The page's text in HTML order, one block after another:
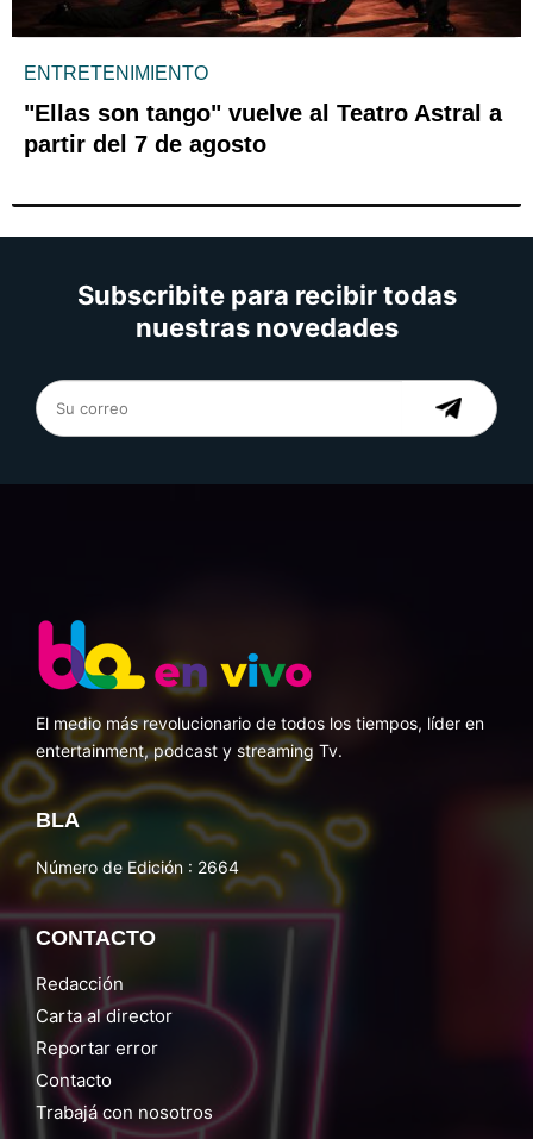
ENTRETENIMIENTO
"Ellas son tango" vuelve al Teatro Astral a
partir del 7 de agosto
Subscribite para recibir todas
nuestras novedades
El medio más revolucionario de todos los tiempos, líder en
entertainment, podcast y streaming Tv.
BLA
Número de Edición : 2664
CONTACTO
Redacción
Carta al director
Reportar error
Contacto
Trabajá con nosotros